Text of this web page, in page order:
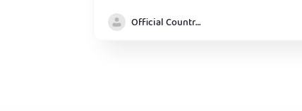
Official Country model